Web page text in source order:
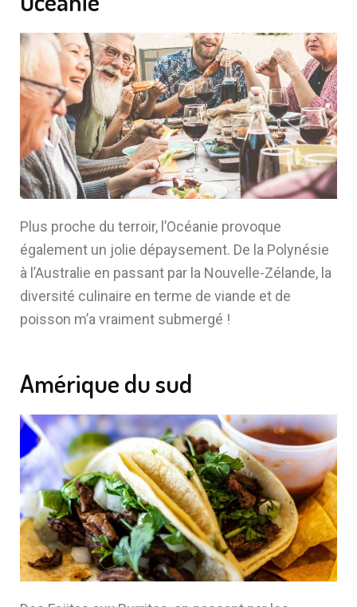
Plus proche du terroir, l’Océanie provoque
également un jolie dépaysement. De la Polynésie
à l’Australie en passant par la Nouvelle-Zélande, la
diversité culinaire en terme de viande et de
poisson m’a vraiment submergé !
Amérique du sud